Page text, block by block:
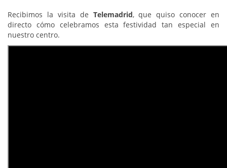
Recibimos la visita de Telemadrid, que quiso conocer en
directo cómo celebramos esta festividad tan especial en
nuestro centro.